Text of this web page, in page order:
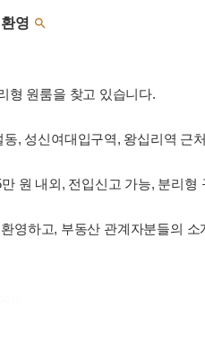
영 
형 원룸을 찾고 있습니다.
, 성신여대입구역, 왕십리역 근
원 내외, 전입신고 가능, 분리
영하고, 부동산 관계자분들의 소